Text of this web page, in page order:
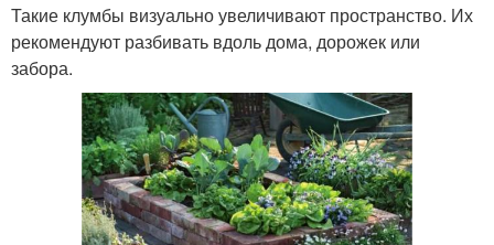
Такие клумбы визуально увеличивают пространство. Их
рекомендуют разбивать вдоль дома, дорожек или
забора.